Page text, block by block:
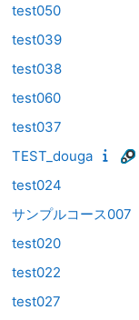
test050
test039
test038
test060
test037
TEST_douga
test024
サンプルコース007
test020
test022
test027